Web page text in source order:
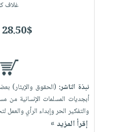
غلاف
28.50$
نبذة الناشر: (الحقوق والإيثار)
أبجديات المسلمات الإنسانية من
والتفكير الحر وإبداء الرأي والعمل
إقرأ المزيد »